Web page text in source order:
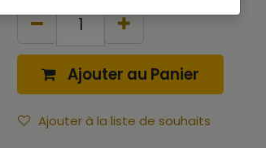
Ajouter au Panier
Ajouter à la liste de souhaits